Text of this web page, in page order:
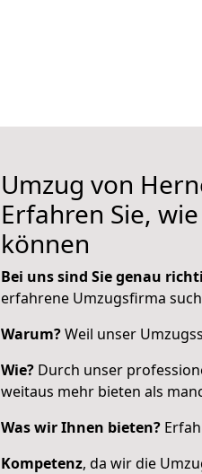
Umzug von
Erfahren Sie,
können
Bei uns sind Sie genau
erfahrene Umzugsfirma
Warum?Weil unser
Wie? Durch unser
weitaus mehr bieten als
Was wir Ihnen bieten?
Kompetenz, da wir die